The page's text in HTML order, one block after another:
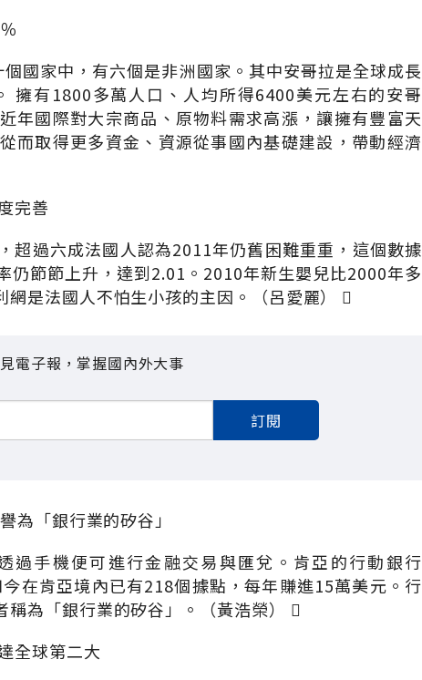
國家中，有六個是非洲國家。其中安哥拉是全球成長
擁有1800多萬人口、人均所得6400美元左右的安哥
年國際對大宗商品、原物料需求高漲，讓擁有豐富天
而取得更多資金、資源從事國內基礎建設，帶動經濟
完善
超過六成法國人認為2011年仍舊困難重重，這個數據
仍節節上升，達到2.01。2010年新生嬰兒比2000年多
是法國人不怕生小孩的主因。（呂愛麗） 
電子報，掌握國內外大事
訂閱
為「銀行業的矽谷」
過手機便可進行金融交易與匯兌。肯亞的行動銀行
在肯亞境內已有218個據點，每年賺進15萬美元。行
為「銀行業的矽谷」。（黃浩榮） 
全球第二大